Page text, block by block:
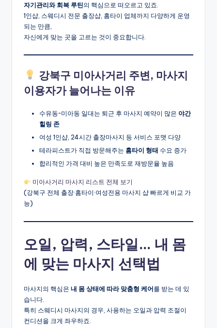
자기관리와 회복 루틴의 핵심으로 떠오르고 있죠.
1인샵, 스웨디시 전문 출장샵, 홈타이 업체까지 다양하게 운영
되는 만큼,
자신에게 맞는 곳을 고르는 것이 중요합니다.
강북구 미아사거리 주변, 마사지
이용자가 늘어나는 이유
수유동~미아동 일대는 퇴근 후 마사지 예약이 많은 야간
힐링 존
여성 1인샵, 24시간 출장마사지 등 서비스 포맷 다양
테라피스트가 직접 방문해주는 홈타이 형태 수요 증가
합리적인 가격 대비 높은 만족도로 재방문율 높음
미아사거리 마사지 리스트 전체 보기
(강북구 전체 출장·홈타이·여성전용 마사지 샵 빠르게 비교 가
능)
오일, 압력, 스타일… 내 몸
에 맞는 마사지 선택법
마사지의 핵심은 내 몸 상태에 따라 맞춤형 케어를 받는 데 있
습니다.
특히 스웨디시 마사지의 경우, 사용하는 오일과 압력 조절이
컨디션을 크게 좌우하죠.